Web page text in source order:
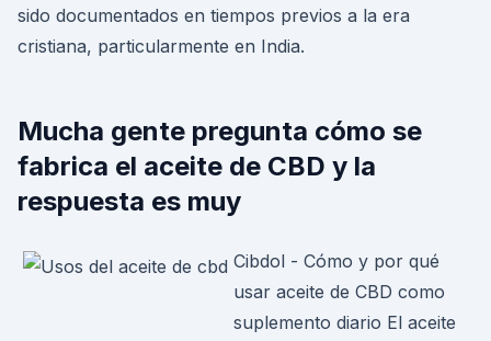
sido documentados en tiempos previos a la era
cristiana, particularmente en India.
Mucha gente pregunta cómo se
fabrica el aceite de CBD y la
respuesta es muy
Cibdol - Cómo y por qué
usar aceite de CBD como
suplemento diario El aceite